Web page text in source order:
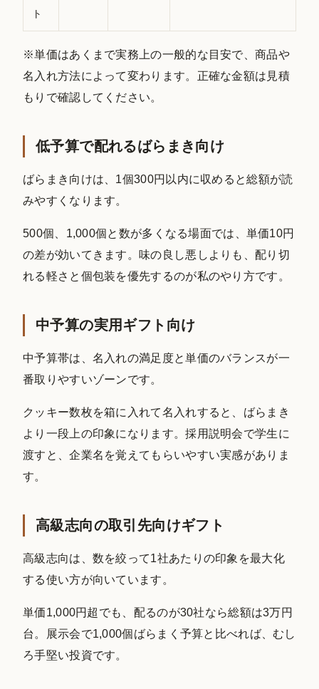
ト
※単価はあくまで実務上の一般的な目安で、商品や
名入れ方法によって変わります。正確な金額は見積
もりで確認してください。
低予算で配れるばらまき向け
ばらまき向けは、1個300円以内に収めると総額が読
みやすくなります。
500個、1,000個と数が多くなる場面では、単価10円
の差が効いてきます。味の良し悪しよりも、配り切
れる軽さと個包装を優先するのが私のやり方です。
中予算の実用ギフト向け
中予算帯は、名入れの満足度と単価のバランスが一
番取りやすいゾーンです。
クッキー数枚を箱に入れて名入れすると、ばらまき
より一段上の印象になります。採用説明会で学生に
渡すと、企業名を覚えてもらいやすい実感がありま
す。
高級志向の取引先向けギフト
高級志向は、数を絞って1社あたりの印象を最大化
する使い方が向いています。
単価1,000円超でも、配るのが30社なら総額は3万円
台。展示会で1,000個ばらまく予算と比べれば、むし
ろ手堅い投資です。